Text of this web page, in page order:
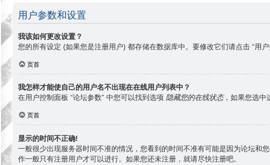
用户参数和设置
我该如何更改设置？
您的所有设定 (如果您是注册用户) 都存储在数据库中。要修改它们请点击 “用
页首
我怎样才能使自己的用户名不出现在在线用户列表中？
在用户控制面板 “论坛参数” 中您可以找到选项 隐藏您的在线状态，如果您选中
页首
显示的时间不正确!
一般很少出现服务器时间不准的情况，您看到的时间不准有可能是因为论坛和
作一般只有注册用户才可以进行。如果您还未注册，就请尽快注册吧。